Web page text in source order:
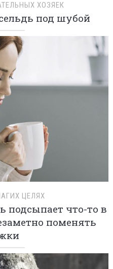
ХОЗЯЕК
под шубой
ЦЕЛЯХ
подсыпает что-то в
поменять